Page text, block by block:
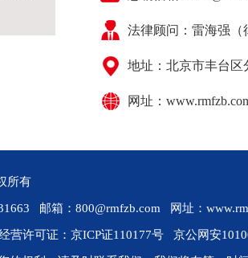
法律顾问： 雷海强（
地址：北京市丰台区
网址：
所有
邮箱：800@rmfzb.com 网址：
营许可证： 京ICP证110177号 京公网安